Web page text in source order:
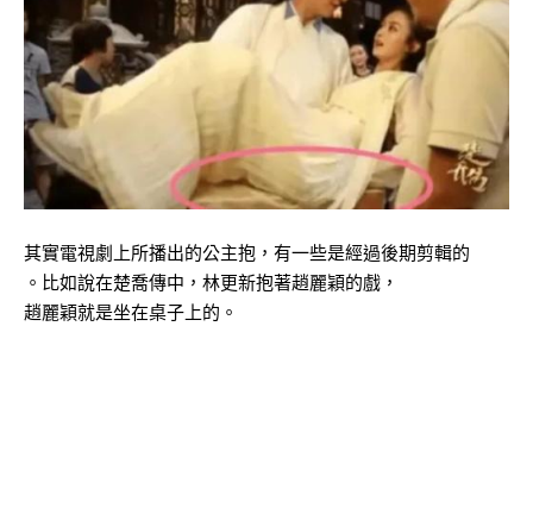
其實電視劇上所播出的公主抱，有一些是經過後期剪輯的
。比如說在楚喬傳中，林更新抱著趙麗穎的戲，
趙麗穎就是坐在桌子上的。